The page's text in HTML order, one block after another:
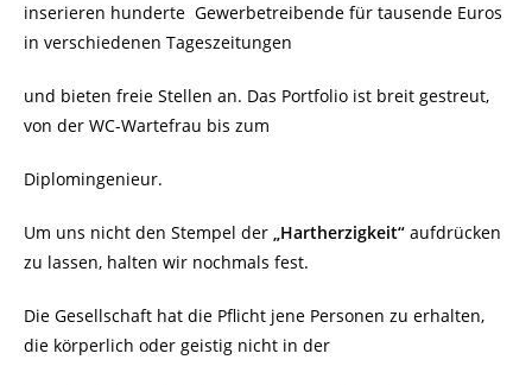
inserieren hunderte Gewerbetreibende für tausende Euros
in verschiedenen Tageszeitungen
und bieten freie Stellen an. Das Portfolio ist breit gestreut,
von der WC-Wartefrau bis zum
Diplomingenieur.
Um uns nicht den Stempel der „Hartherzigkeit“ aufdrücken
zu lassen, halten wir nochmals fest.
Die Gesellschaft hat die Pflicht jene Personen zu erhalten,
die körperlich oder geistig nicht in der